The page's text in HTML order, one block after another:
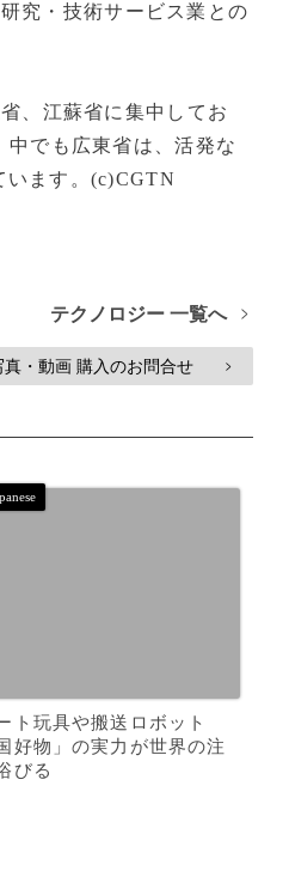
究・技術サービス業との
、江蘇省に集中してお
中でも広東省は、活発な
います。(c)CGTN
テクノロジー 一覧へ >
・動画 購入のお問合せ >
ト玩具や搬送ロボット
好物」の実力が世界の注
びる